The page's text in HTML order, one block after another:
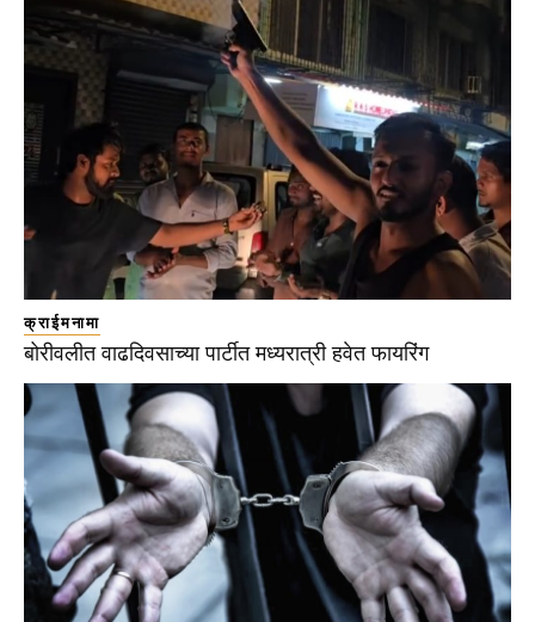
क्राईमनामा
बोरीवलीत वाढदिवसाच्या पार्टीत मध्यरात्री हवेत फायरिंग